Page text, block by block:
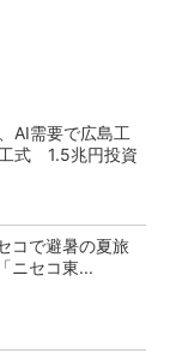
AI需要で広島工
式 1.5兆円投資
コで避暑の夏旅
ニセコ東...